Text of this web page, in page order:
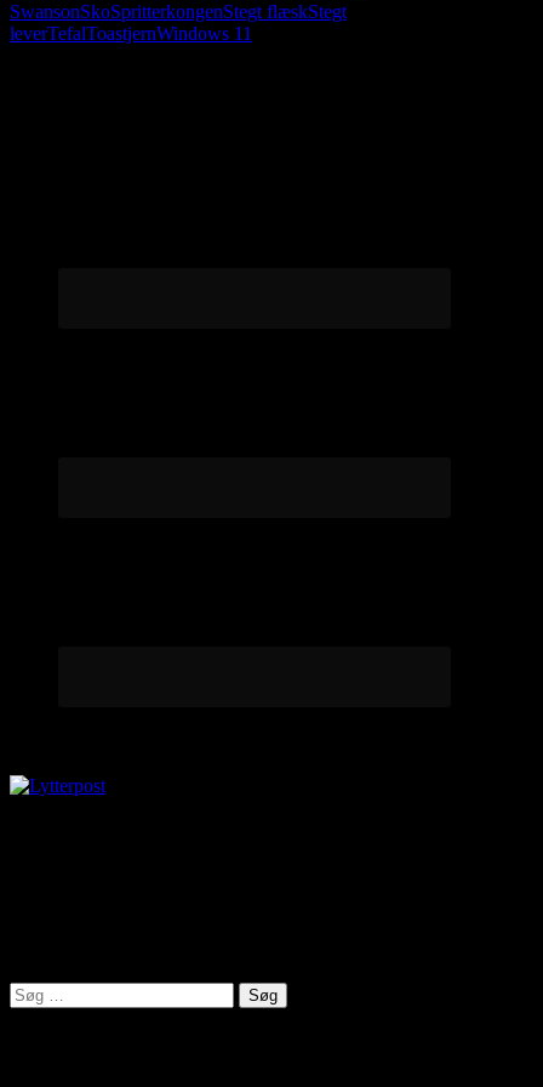
SwansonSkoSpritterkongenStegt flæskStegt
leverTefalToastjernWindows 11
Søg
efter: